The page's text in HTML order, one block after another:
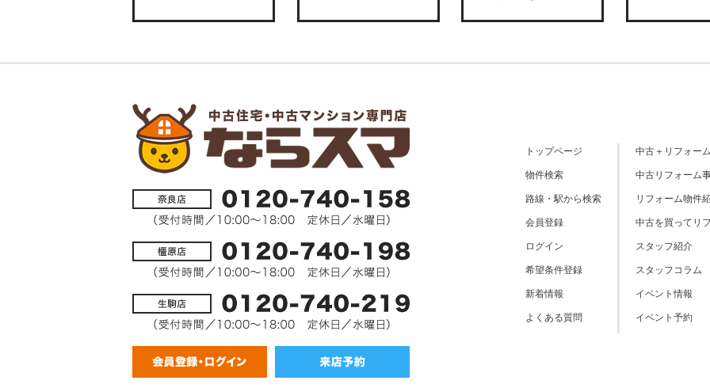
トップページ
物件検索
路線・駅から検索
会員登録
ログイン
希望条件登録
新着情報
よくある質問
中古＋リフォー
中古リフォーム
リフォーム物件
中古を買ってリ
スタッフ紹介
スタッフコラム
イベント情報
イベント予約